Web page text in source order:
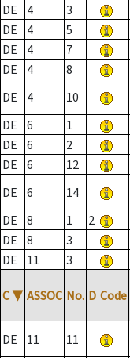
DE
4 3
DE
4 5
DE
4 7
DE
4 8
DE
4 10
DE
6 1
DE
6 2
DE
6 12
DE
6 14
DE
8 1 2
DE
8 3
DE
11 3
C ▼ ASSOC No. D Code
DE 11 11